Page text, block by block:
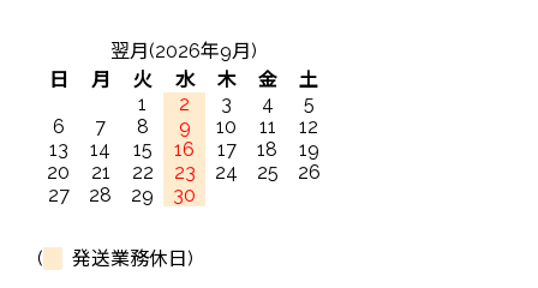
翌月(2026年9月)
日
月 火 水 木 金
土
1
2 3 4
5
6
7 8 9 10 11
12
13
14 15 16 17 18
19
20
21 22 23 24 25
26
27
28 29 30
( 発送業務休日)